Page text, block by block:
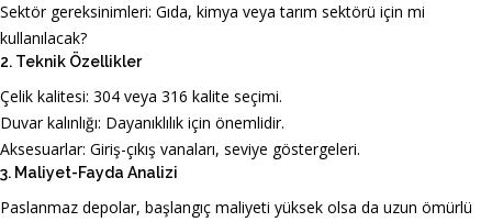
Sektör gereksinimleri: Gıda, kimya veya tarım sektörü için mi
kullanılacak?
2. Teknik Özellikler
Çelik kalitesi: 304 veya 316 kalite seçimi.
Duvar kalınlığı: Dayanıklılık için önemlidir.
Aksesuarlar: Giriş-çıkış vanaları, seviye göstergeleri.
3. Maliyet-Fayda Analizi
Paslanmaz depolar, başlangıç maliyeti yüksek olsa da uzun ömürlü